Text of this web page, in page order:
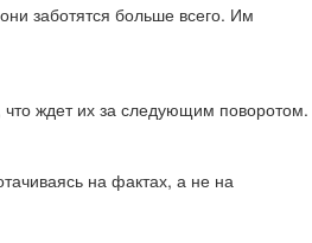
заботятся больше всего. Им
что ждет их за следующим поворотом.
на фактах, а не на